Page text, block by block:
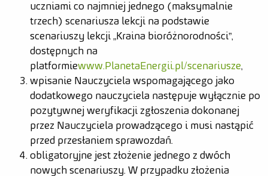
uczniami co najmniej jednego (maksymalnie
trzech) scenariusza lekcji na podstawie
scenariuszy lekcji „Kraina bioróżnorodności”,
dostępnych na
platformiewww.PlanetaEnergii.pl/scenariusze,
wpisanie Nauczyciela wspomagającego jako
dodatkowego nauczyciela następuje wyłącznie po
pozytywnej weryfikacji zgłoszenia dokonanej
przez Nauczyciela prowadzącego i musi nastąpić
przed przesłaniem sprawozdań.
obligatoryjne jest złożenie jednego z dwóch
nowych scenariuszy. W przypadku złożenia